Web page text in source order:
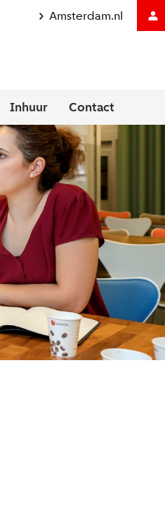
Amsterdam.nl
Inhuur Contact